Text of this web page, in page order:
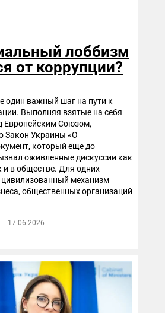
лоббизм
от коррупции?
один важный шаг на пути к
Выполняя взятые на себя
Европейским Союзом,
Закон Украины «О
который еще до
оживленные дискуссии как
и в обществе. Для одних
механизм
общественных организаций
17 06 2026